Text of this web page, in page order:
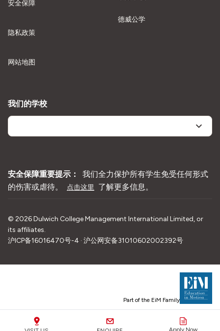
Apply Now
安全保障
隐私政策
网站地图
德威公学
我们的学校
安全保障重要提示：
我们全力保护所有学生免受任何形式
的伤害或虐待。
点击这里 了解更多信息。
© 2026Dulwich College Management International Limited, or
its affiliates.
沪ICP备16016470号-4 · 沪公网安备31010602002392号
Part of the EiM Family